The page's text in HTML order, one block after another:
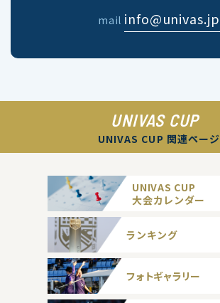
mail info@univas.jp
UNIVAS CUP
UNIVAS CUP 関連ページ
UNIVAS CUP
大会カレンダー
ランキング
フォトギャラリー